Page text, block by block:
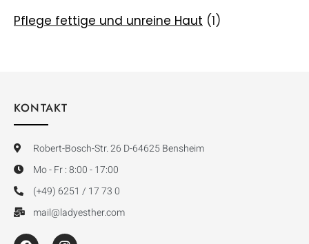
Pflege fettige und unreine Haut (1)
KONTAKT
Robert-Bosch-Str. 26 D-64625 Bensheim
Mo - Fr : 8:00 - 17:00
(+49) 6251 / 17 73 0
mail@ladyesther.com